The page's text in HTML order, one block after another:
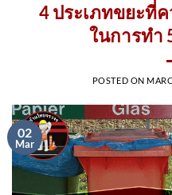
4 ประเภทขยะที่
ในการทำ
POSTED ON
02
Mar